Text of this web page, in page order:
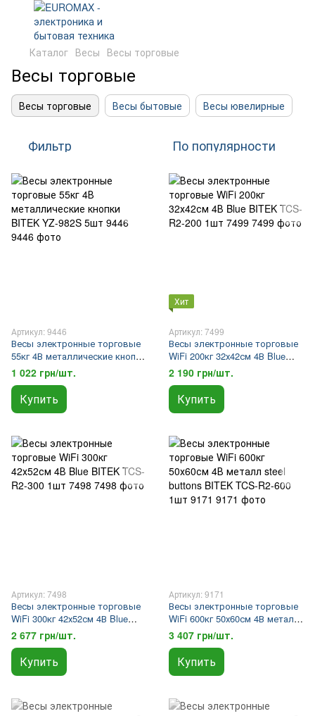
Каталог Весы Весы торговые
Весы торговые
Весы торговые Весы бытовые Весы ювелирные
Фильтр По популярности
Артикул: 9446
Весы электронные торговые
55кг 4В металлические кнопки
BITEK YZ-982S 5шт 9446
1 022 грн/шт.
Купить
Хит
Артикул: 7499
Весы электронные торговые
WiFi 200кг 32х42см 4В Blue
BITEK TCS-R2-200 1шт 7499
2 190 грн/шт.
Купить
Артикул: 7498
Весы электронные торговые
WiFi 300кг 42х52см 4В Blue
BITEK TCS-R2-300 1шт 7498
2 677 грн/шт.
Купить
Артикул: 9171
Весы электронные торговые
WiFi 600кг 50х60см 4В металл
steel buttons BITEK TCS-R2-600
1шт 9171
3 407 грн/шт.
Купить